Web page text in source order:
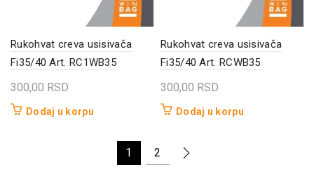
Rukohvat creva usisivača
Fi35/40 Art. RC1WB35
300,00 RSD
Dodaj u korpu
Rukohvat creva usisivača
Fi35/40 Art. RCWB35
300,00 RSD
Dodaj u korpu
1 2